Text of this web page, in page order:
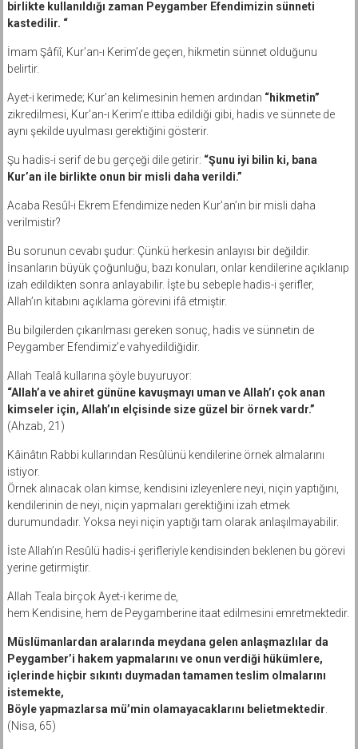
birlikte kullanıldığı zaman Peygamber Efendimizin sünneti
kastedilir. “
İmam Şâfiî, Kur’an-ı Kerim’de geçen, hikmetin sünnet olduğunu
belirtir.
Ayet-i kerimede; Kur’an kelimesinin hemen ardından “hikmetin”
zikredilmesi, Kur’an-ı Kerim’e ittiba edildiği gibi, hadis ve sünnete de
aynı şekilde uyulması gerektiğini gösterir.
Şu hadis-i serif de bu gerçeği dile getirir: “Şunu iyi bilin ki, bana
Kur’an ile birlikte onun bir misli daha verildi.”
Acaba Resûl-i Ekrem Efendimize neden Kur’an’ın bir misli daha
verilmistir?
Bu sorunun cevabı şudur: Çünkü herkesin anlayısı bir değildir.
İnsanların büyük çoğunluğu, bazı konuları, onlar kendilerine açıklanıp
izah edildikten sonra anlayabilir. İşte bu sebeple hadis-i şerifler,
Allah’ın kitabını açıklama görevini ifâ etmiştir.
Bu bilgilerden çıkarılması gereken sonuç, hadis ve sünnetin de
Peygamber Efendimiz’e vahyedildiğidir.
Allah Tealâ kullarına şöyle buyuruyor:
“Allah’a ve ahiret gününe kavuşmayı uman ve Allah’ı çok anan
kimseler için, Allah’ın elçisinde size güzel bir örnek vardr.”
(Ahzab, 21)
Kâinâtın Rabbi kullarından Resûlünü kendilerine örnek almalarını
istiyor.
Örnek alınacak olan kimse, kendisini izleyenlere neyi, niçin yaptığını,
kendilerinin de neyi, niçin yapmaları gerektiğini izah etmek
durumundadır. Yoksa neyi niçin yaptığı tam olarak anlaşılmayabilir.
İste Allah’ın Resûlü hadis-i şerifleriyle kendisinden beklenen bu görevi
yerine getirmiştir.
Allah Teala birçok Ayet-i kerime de,
hem Kendisine, hem de Peygamberine itaat edilmesini emretmektedir.
Müslümanlardan aralarında meydana gelen anlaşmazlılar da
Peygamber’i hakem yapmalarını ve onun verdiği hükümlere,
içlerinde hiçbir sıkıntı duymadan tamamen teslim olmalarını
istemekte,
Böyle yapmazlarsa mü’min olamayacaklarını belietmektedir
(Nisa, 65)